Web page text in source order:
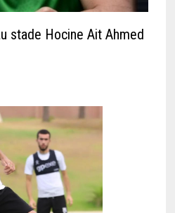
stade Hocine Ait Ahmed